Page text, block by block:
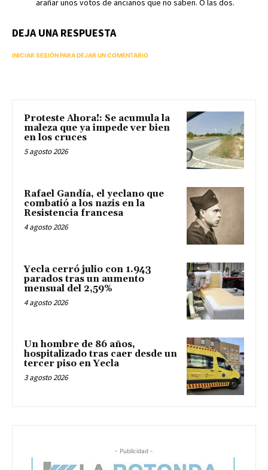
arañar unos votos de ancianos que no saben. O las dos.
DEJA UNA RESPUESTA
INICIAR SESIÓN PARA DEJAR UN COMENTARIO
Proteste Ahora!: Se acumula la
maleza que ya impede ver bien
en los cruces
5 agosto 2026
Rafael Gandía, el yeclano que
combatió a los nazis en la
Resistencia francesa
4 agosto 2026
Yecla cerró julio con 1.943
parados tras un aumento
mensual del 2,59%
4 agosto 2026
Un hombre de 86 años,
hospitalizado tras caer desde un
tercer piso en Yecla
3 agosto 2026
- Publicidad -